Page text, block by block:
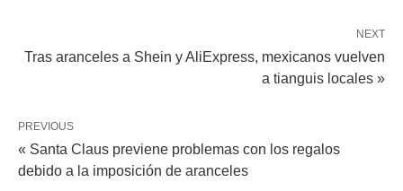
NEXT
Tras aranceles a Shein y AliExpress, mexicanos vuelven
a tianguis locales »
PREVIOUS
« Santa Claus previene problemas con los regalos
debido a la imposición de aranceles